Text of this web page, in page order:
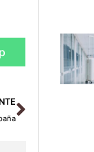
Siguiente